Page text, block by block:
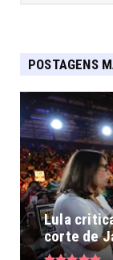
POSTAGENS
Lula
corte de